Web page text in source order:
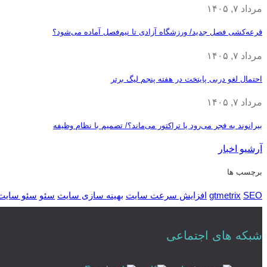
مرداد ۷, ۱۴۰۵
قرعه‎‌کشی فصل جدید/ ورزشگاه آزادی تا نیم‌فصل آماده می‌شود؟
مرداد ۷, ۱۴۰۵
احتمال لغو دربی پایتخت در هفته پنجم لیگ برتر
مرداد ۷, ۱۴۰۵
بیرانوند به فجر می‌رود یا تراکتور می‌ماند؟/ تصمیم با نظام وظیفه
آرشیو اخبار
برچسب ها
gtmetrix SEO افزایش سرعت سایت بهینه سازی سایت سئو سئو
شبکه های اجتماعی